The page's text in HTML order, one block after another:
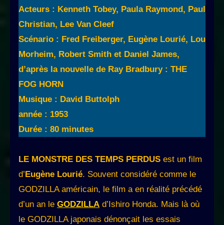
Acteurs : Kenneth Tobey, Paula Raymond, Paul
Christian, Lee Van Cleef
Scénario : Fred Freiberger, Eugène Lourié, Lou
Morheim, Robert Smith et Daniel James,
d’après la nouvelle de Ray Bradbury : THE
FOG HORN
Musique : David Buttolph
année : 1953
Durée : 80 minutes
LE MONSTRE DES TEMPS PERDUS est un film
d’ Eugène Lourié. Souvent considéré comme le
GODZILLA américain, le film a en réalité précédé
d’un an le GODZILLA d’Ishiro Honda. Mais là où
le GODZILLA japonais dénonçait les essais